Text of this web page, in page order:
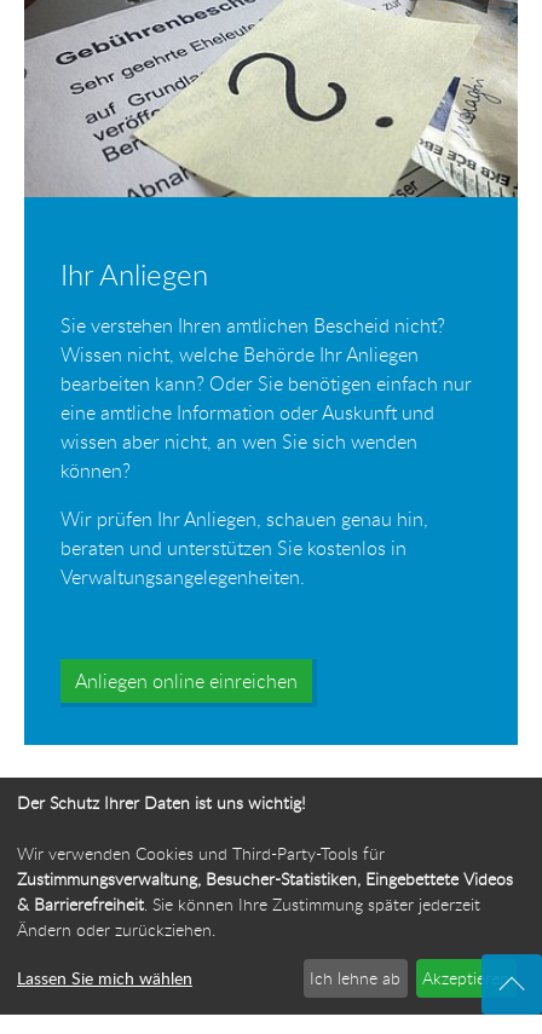
Ihr Anliegen
Sie verstehen Ihren amtlichen Bescheid nicht?
Wissen nicht, welche Behörde Ihr Anliegen
bearbeiten kann? Oder Sie benötigen einfach nur
eine amtliche Information oder Auskunft und
wissen aber nicht, an wen Sie sich wenden
können?
Wir prüfen Ihr Anliegen, schauen genau hin,
beraten und unterstützen Sie kostenlos in
Verwaltungsangelegenheiten.
Anliegen online einreichen
Ihr Weg zur Bürgerbeauftragten
© 2026 Die Bürgerbeauftragte des Freistaats Thüringen
Der Schutz Ihrer Daten ist uns wichtig!
Wir verwenden Cookies und Third-Party-Tools für
Zustimmungsverwaltung, Besucher-Statistiken, Eingebettete Videos
& Barrierefreiheit. Sie können Ihre Zustimmung später jederzeit
Ändern oder zurückziehen.
Lassen Sie mich wählen Ich lehne ab Akzeptieren